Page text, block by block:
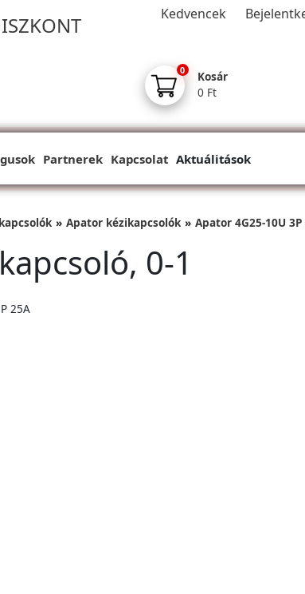
Kedvencek
0
Kosár
0 Ft
Partnerek Kapcsolat Aktuálitások
Apator kézikapcsolók Apator 4G25-10U
0-1
25A